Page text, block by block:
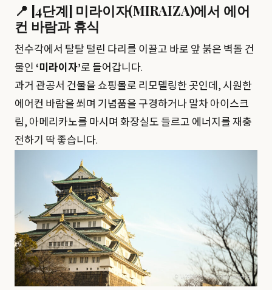
📍 [4단계] 미라이자(MIRAIZA)에서 에어
컨 바람과 휴식
천수각에서 탈탈 털린 다리를 이끌고 바로 앞 붉은 벽돌 건
물인 ‘미라이자’로 들어갑니다.
과거 관공서 건물을 쇼핑몰로 리모델링한 곳인데, 시원한
에어컨 바람을 쐬며 기념품을 구경하거나 말차 아이스크
림, 아메리카노를 마시며 화장실도 들르고 에너지를 재충
전하기 딱 좋습니다.